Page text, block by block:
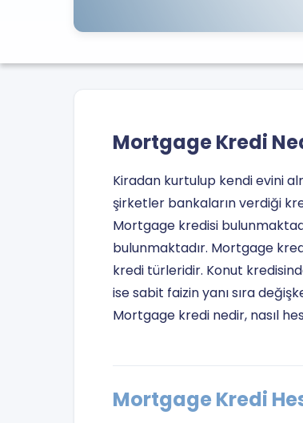
Mortgage Kredi
Kiradan kurtulup kendi evini
şirketler bankaların verdiği
Mortgage kredisi
bulunmaktadır. Mortgage
kredi türleridir. Konut
ise sabit faizin yanı sıra
Mortgage kredi nedir, nasıl
Mortgage Kredi